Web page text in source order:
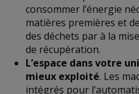
consommer l’énergie
matières premières et
des déchets par à la
de récupération.
L’espace dans votre
mieux exploité. Les
intégrés pour